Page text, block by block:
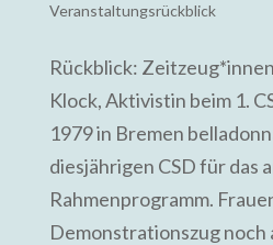
Veranstaltungsrückblick
Rückblick:
Klock, Aktivistin beim 1.
1979 in Bremen
diesjährigen CSD für das
Rahmenprogramm.
Demonstrationszug noch